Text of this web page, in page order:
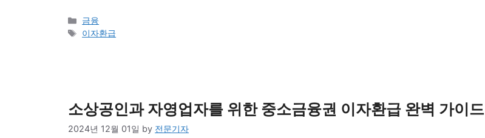
Categories
금융
Tags
이자환급
소상공인과 자영업자를 위한 중소금융권 이자환급 완벽 가이드
2024년 12월 01일 by 전문기자